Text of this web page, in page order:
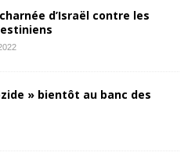
d’Israël contre les
» bientôt au banc des